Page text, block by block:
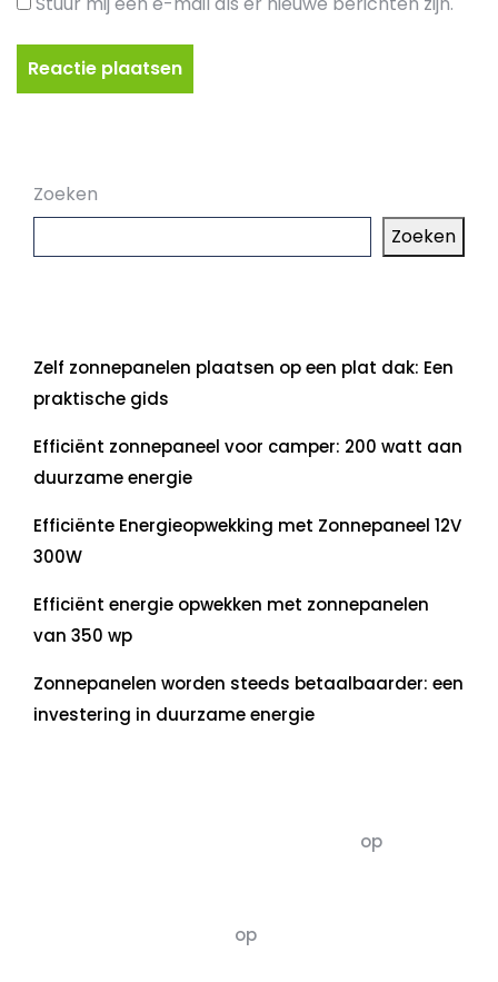
Zoeken
Zoeken
Zelf zonnepanelen plaatsen op een plat dak: Een
praktische gids
Efficiënt zonnepaneel voor camper: 200 watt aan
duurzame energie
Efficiënte Energieopwekking met Zonnepaneel 12V
300W
Efficiënt energie opwekken met zonnepanelen
van 350 wp
Zonnepanelen worden steeds betaalbaarder: een
investering in duurzame energie
op
op